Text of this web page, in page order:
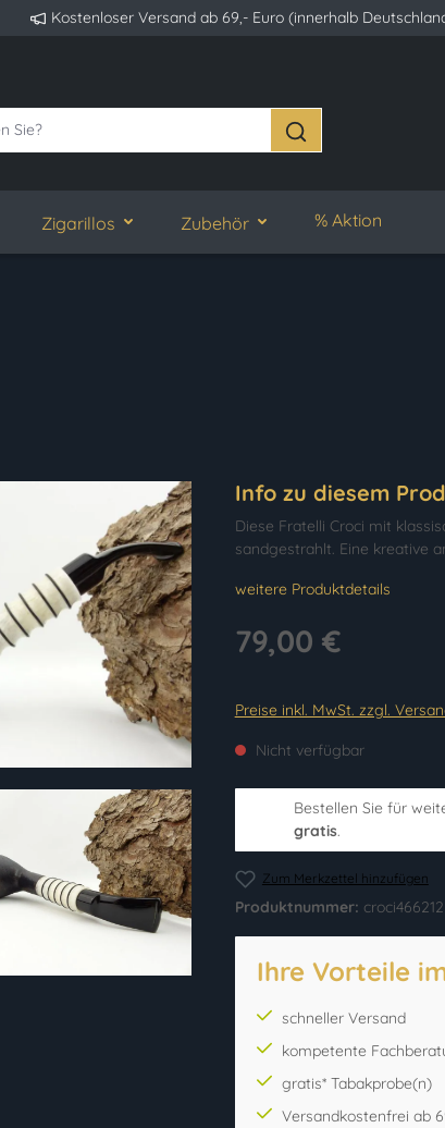
Kostenloser Versand ab 69,- Euro (innerhalb
Zigarillos Zubehör % Aktion
Info zu diesem
Diese Fratelli Croci mit
sandgestrahlt. Eine kreative
weitere Produktdetails
79,00 €
Preise inkl. MwSt. zzgl.
Nicht verfügbar
Bestellen Sie für
gratis.
Zum Merkzettel hinzufügen
Produktnummer: croci466212
Ihre Vorteile
schneller Versand
kompetente
gratis* Tabakprobe(n)
Versandkostenfrei ab